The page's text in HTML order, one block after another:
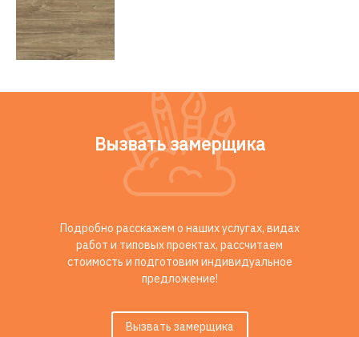
Вызвать замерщика
Подробно расскажем о наших услугах, видах
работ и типовых проектах, рассчитаем
стоимость и подготовим индивидуальное
предложение!
Вызвать замерщика